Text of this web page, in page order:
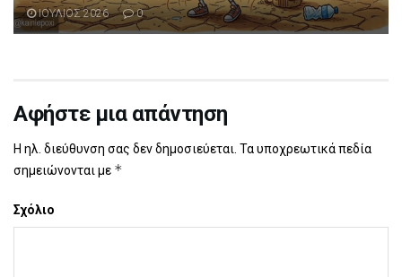
ΙΟΥΛΙΟΣ 2026 0
Αφήστε μια απάντηση
Η ηλ. διεύθυνση σας δεν δημοσιεύεται. Τα υποχρεωτικά πεδία
σημειώνονται με *
Σχόλιο